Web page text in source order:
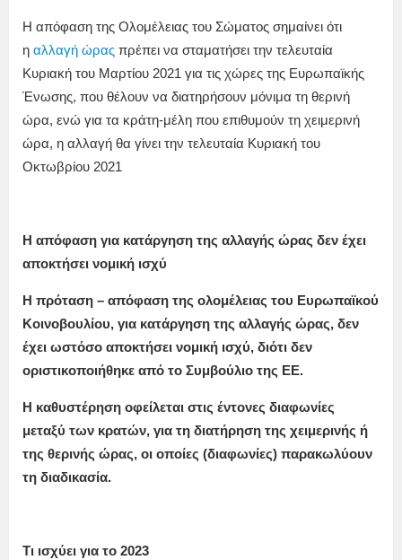
Η απόφαση της Ολομέλειας του Σώματος σημαίνει ότι
η αλλαγή ώρας πρέπει να σταματήσει την τελευταία
Κυριακή του Μαρτίου 2021 για τις χώρες της Ευρωπαϊκής
Ένωσης, που θέλουν να διατηρήσουν μόνιμα τη θερινή
ώρα, ενώ για τα κράτη-μέλη που επιθυμούν τη χειμερινή
ώρα, η αλλαγή θα γίνει την τελευταία Κυριακή του
Οκτωβρίου 2021
Η απόφαση για κατάργηση της αλλαγής ώρας δεν έχει
αποκτήσει νομική ισχύ
Η πρόταση – απόφαση της ολομέλειας του Ευρωπαϊκού
Κοινοβουλίου, για κατάργηση της αλλαγής ώρας, δεν
έχει ωστόσο αποκτήσει νομική ισχύ, διότι δεν
οριστικοποιήθηκε από το Συμβούλιο της ΕΕ.
Η καθυστέρηση οφείλεται στις έντονες διαφωνίες
μεταξύ των κρατών, για τη διατήρηση της χειμερινής ή
της θερινής ώρας, οι οποίες (διαφωνίες) παρακωλύουν
τη διαδικασία.
Τι ισχύει για το 2023